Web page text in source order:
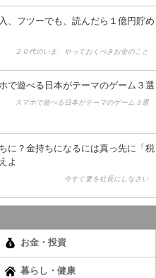
、フツーでも、読んだら１億円貯め
２０代のいま、やっておくべきお金のこと
で遊べる日本がテーマのゲーム３選
スマホで遊べる日本がテーマのゲーム３選
に？金持ちになるには真っ先に「税
よ
今すぐ妻を社長にしなさい
お金・投資
暮らし・健康